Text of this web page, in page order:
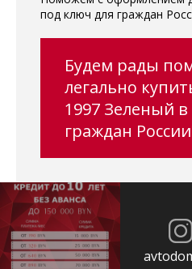
под ключ для граждан
Будем рады
легально
1997 Зеленый в
граждан